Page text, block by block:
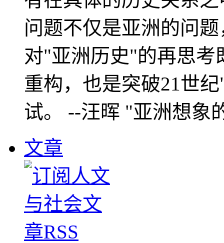
问题不仅是亚洲的问
对"亚洲历史"的再思考
重构，也是突破21世
试。 --汪晖 "亚洲想象
文章